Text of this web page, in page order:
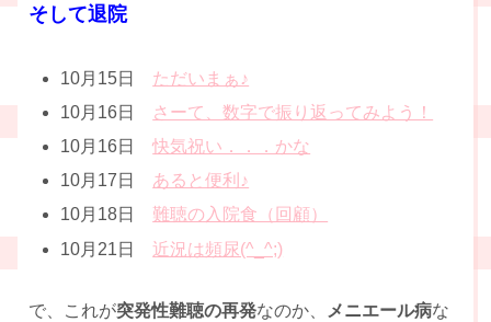
そして退院
10月15日 ただいまぁ♪
10月16日
さーて、数字で振り返ってみよう！
10月16日快気祝い．．．かな
10月17日 あると便利♪
10月18日 難聴の入院食（回顧）
10月21日近況は頻尿(^_^;)
で、これが突発性難聴の再発なのか、 メニエール病な